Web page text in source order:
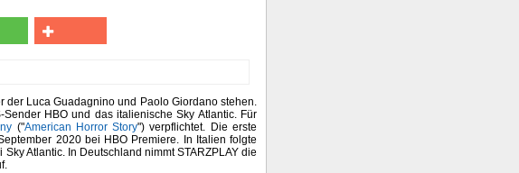
der Luca Guadagnino und Paolo Giordano stehen.
HBO und das italienische Sky Atlantic. Für
("American Horror Story") verpflichtet. Die erste
2020 bei HBO Premiere. In Italien folgte
Atlantic. In Deutschland nimmt STARZPLAY die